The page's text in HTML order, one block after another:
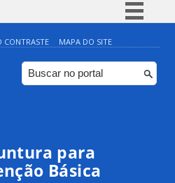
Simplifique!
Comunica BR
Participe
Canais
CONTRASTE MAPA DO SITE
para
Básica